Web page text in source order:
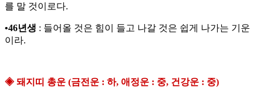
를 말 것이로다.
•46년생 : 들어올 것은 힘이 들고 나갈 것은 쉽게 나가는 기운
이라.
◈ 돼지띠 총운 (금전운 : 하, 애정운 : 중, 건강운 : 중)